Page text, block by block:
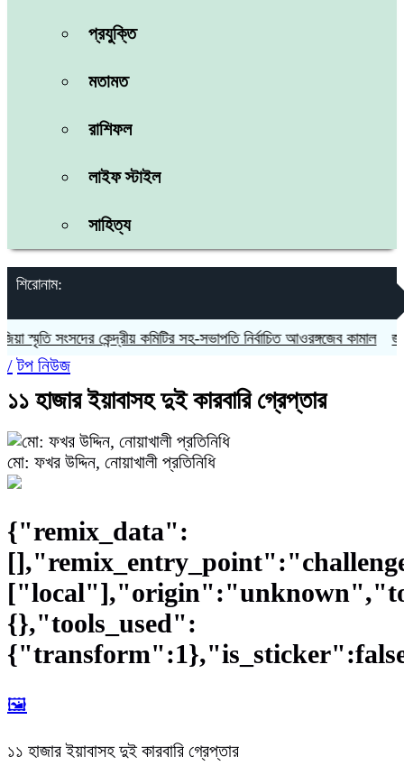
প্রযুক্তি
মতামত
রাশিফল
লাইফ স্টাইল
সাহিত্য
শিরোনাম:
সংসদের কেন্দ্রীয় কমিটির সহ-সভাপতি নির্বাচিত আওরঙ্গজেব কামাল
/ টপ নিউজ
১১ হাজার ইয়াবাসহ দুই কারবারি গ্রেপ্তার
মো: ফখর উদ্দিন, নোয়াখালী প্রতিনিধি
{"remix_data":
{},"tools_used":
🖼️
১১ হাজার ইয়াবাসহ দুই কারবারি গ্রেপ্তার